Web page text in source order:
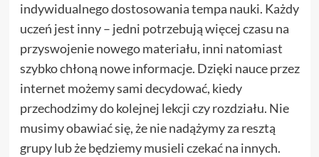
indywidualnego dostosowania tempa nauki. Każdy
uczeń jest inny – jedni potrzebują więcej czasu na
przyswojenie nowego materiału, inni natomiast
szybko chłoną nowe informacje. Dzięki nauce przez
internet możemy sami decydować, kiedy
przechodzimy do kolejnej lekcji czy rozdziału. Nie
musimy obawiać się, że nie nadążymy za resztą
grupy lub że będziemy musieli czekać na innych.